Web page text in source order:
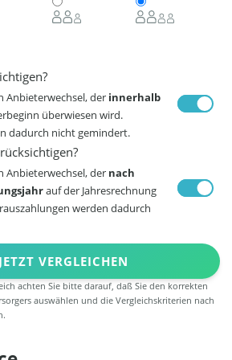
Anbieterwechsel, der innerhalb
überwiesen wird.
dadurch nicht gemindert.
Anbieterwechsel, der nach
auf der Jahresrechnung
werden dadurch
JETZT VERGLEICHEN
achten Sie bitte darauf, daß Sie den korrekten
auswählen und die Vergleichskriterien nach